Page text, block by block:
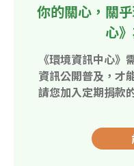
你的關心，關
心
《環境資訊中心》
資訊公開普及，才
請您加入定期捐款